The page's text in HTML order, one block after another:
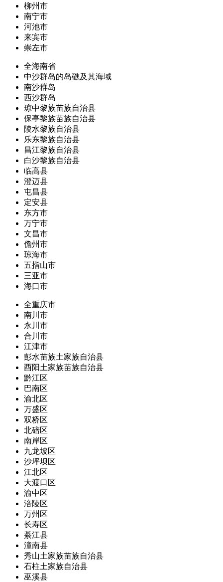
柳州市
南宁市
河池市
来宾市
崇左市
全海南省
中沙群岛的岛礁及其海域
南沙群岛
西沙群岛
琼中黎族苗族自治县
保亭黎族苗族自治县
陵水黎族自治县
乐东黎族自治县
昌江黎族自治县
白沙黎族自治县
临高县
澄迈县
屯昌县
定安县
东方市
万宁市
文昌市
儋州市
琼海市
五指山市
三亚市
海口市
全重庆市
南川市
永川市
合川市
江津市
彭水苗族土家族自治县
酉阳土家族苗族自治县
黔江区
巴南区
渝北区
万盛区
双桥区
北碚区
南岸区
九龙坡区
沙坪坝区
江北区
大渡口区
渝中区
涪陵区
万州区
长寿区
綦江县
潼南县
秀山土家族苗族自治县
石柱土家族自治县
巫溪县